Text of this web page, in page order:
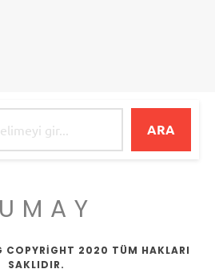
ARA
COPYRİGHT 2020 TÜM HAKLARI
SAKLIDIR.